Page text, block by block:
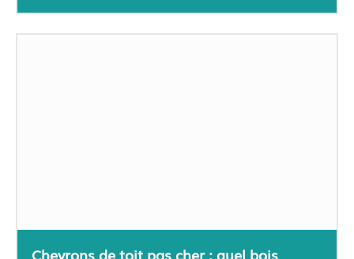
Chevrons de toit pas cher : quel bois